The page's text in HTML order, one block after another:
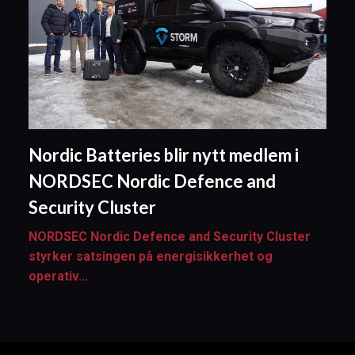
Nordic Batteries blir nytt medlem i
NORDSEC Nordic Defence and
Security Cluster
NORDSEC Nordic Defence and Security Cluster
styrker satsingen på energisikkerhet og
operativ...